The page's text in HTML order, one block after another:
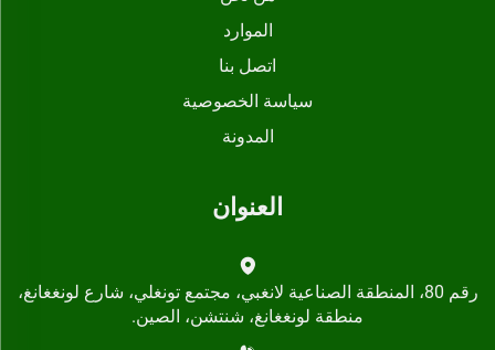
الموارد
اتصل بنا
سياسة الخصوصية
المدونة
العنوان
رقم 80، المنطقة الصناعية لانغبي، مجتمع تونغلي، شارع لونغغانغ،
منطقة لونغغانغ، شنتشن، الصين.